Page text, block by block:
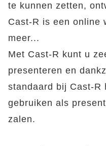
te kunnen zetten,
Cast-R is een online
meer...
Met Cast-R kunt u
presenteren en
standaard bij Cast-R
gebruiken als
zalen.